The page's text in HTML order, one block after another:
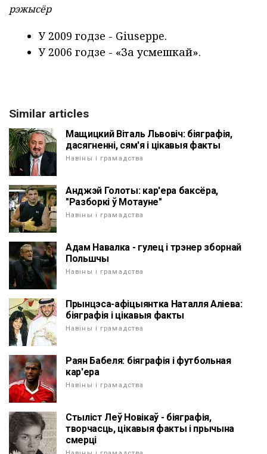
рэжысёр
У 2009 годзе - Giuseppe.
У 2006 годзе - «За усмешкай».
Similar articles
Мащицкий Віталь Львовіч: біяграфія,
дасягненні, сям'я і цікавыя факты
Навіны і грамадства
Анджэй Голоты: кар'ера баксёра,
"Разборкі ў Мотауне"
Навіны і грамадства
Адам Навалка - гулец і трэнер зборнай
Польшчы
Навіны і грамадства
Прынцэса-афіцыянтка Наталля Аліева:
біяграфія і цікавыя факты
Навіны і грамадства
Раян Бабеля: біяграфія і футбольная
кар'ера
Навіны і грамадства
Стыліст Леў Новікаў - біяграфія,
творчасць, цікавыя факты і прычына
смерці